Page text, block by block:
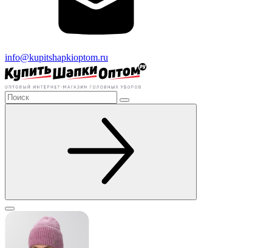
info@kupitshapkioptom.ru